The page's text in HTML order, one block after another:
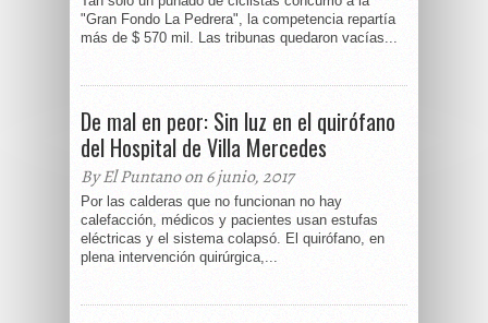
"Gran Fondo La Pedrera", la competencia repartía
más de $ 570 mil. Las tribunas quedaron vacías...
De mal en peor: Sin luz en el quirófano
del Hospital de Villa Mercedes
By El Puntano on 6 junio, 2017
Por las calderas que no funcionan no hay
calefacción, médicos y pacientes usan estufas
eléctricas y el sistema colapsó. El quirófano, en
plena intervención quirúrgica,...